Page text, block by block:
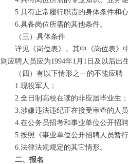
5.具有正常履行职责的身体条件和心
6.具备岗位所需的其他条件。
（三）具体条件
详见《岗位表》。其中《岗位表》中
则应聘人员应为1994年1月1日及以后出
（四）有以下情形之一的不能应聘
1.现役军人；
2.全日制高校在读的非应届毕业生；
3.涉嫌违法违纪正在接受审查的人员
4.在公务员招考和事业单位公开招聘
5.按照《事业单位公开招聘人员暂行
6.法律法规规定的其它情形。
二、报名